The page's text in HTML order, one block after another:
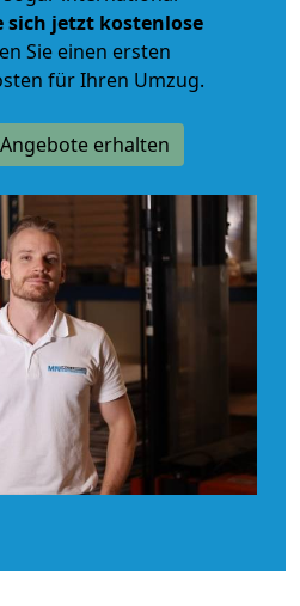
sich jetzt kostenlose
Sie einen ersten
für Ihren Umzug.
erhalten